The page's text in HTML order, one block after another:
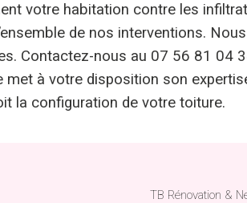
votre habitation contre les
de nos interventions.
Contactez-nous au 07 56 81 04
met à votre disposition son
la configuration de votre toiture.
TB Rénovation &